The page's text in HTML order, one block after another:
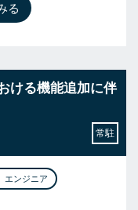
る
ける機能追加に伴
常駐
エンジニア